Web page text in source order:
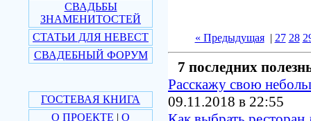
СВАДЬБЫ
ЗНАМЕНИТОСТЕЙ
СТАТЬИ ДЛЯ НЕВЕСТ
СВАДЕБНЫЙ ФОРУМ
ГОСТЕВАЯ КНИГА
О ПРОЕКТЕ | О
« Предыдущая| 27 28
7 последних
Расскажу свою
09.11.2018 в 22:55